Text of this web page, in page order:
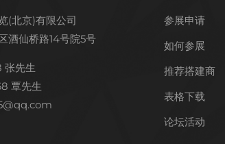
(北京)有限公司
酒仙桥路14号院5号
张先生
覃先生
参展申请
如何参展
推荐搭建商
表格下载
论坛活动